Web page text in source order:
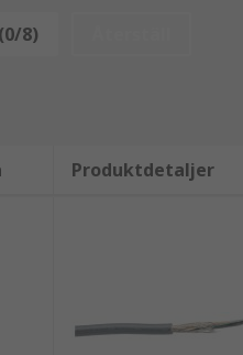
genom att:
alternativ
belastning
8)
Produktdetaljer